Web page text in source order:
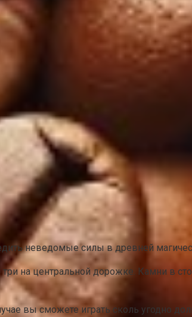
неведомые силы в древней
на центральной дорожке. Камни в
вы сможете играть сколь угодно